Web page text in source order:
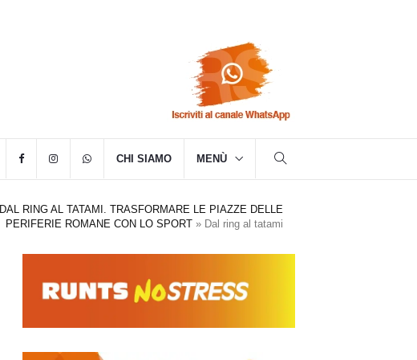
CHI SIAMO MENÙ
DAL RING AL TATAMI. TRASFORMARE LE PIAZZE DELLE
PERIFERIE ROMANE CON LO SPORT » Dal ring al tatami